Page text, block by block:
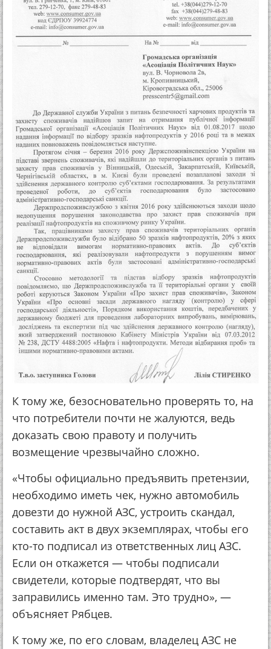
К тому же, безосновательно проверять то, на
что потребители почти не жалуются, ведь
доказать свою правоту и получить
возмещение чрезвычайно сложно.
«Чтобы официально предъявить претензии,
необходимо иметь чек, нужно автомобиль
довезти до нужной АЗС, устроить скандал,
составить акт в двух экземплярах, чтобы его
кто-то подписал из ответственных лиц АЗС.
Если он откажется — чтобы подписали
свидетели, которые подтвердят, что вы
заправились именно там. Это трудно», —
объясняет Рябцев.
К тому же, по его словам, владелец АЗС не